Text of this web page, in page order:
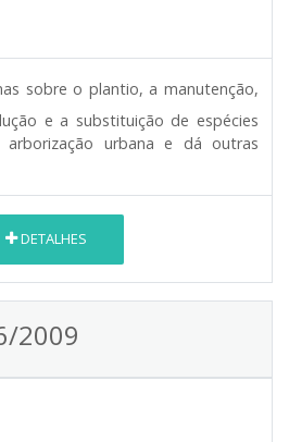
sobre o plantio, a manutenção,
e a substituição de espécies
arborização urbana e dá outras
DETALHES
2009